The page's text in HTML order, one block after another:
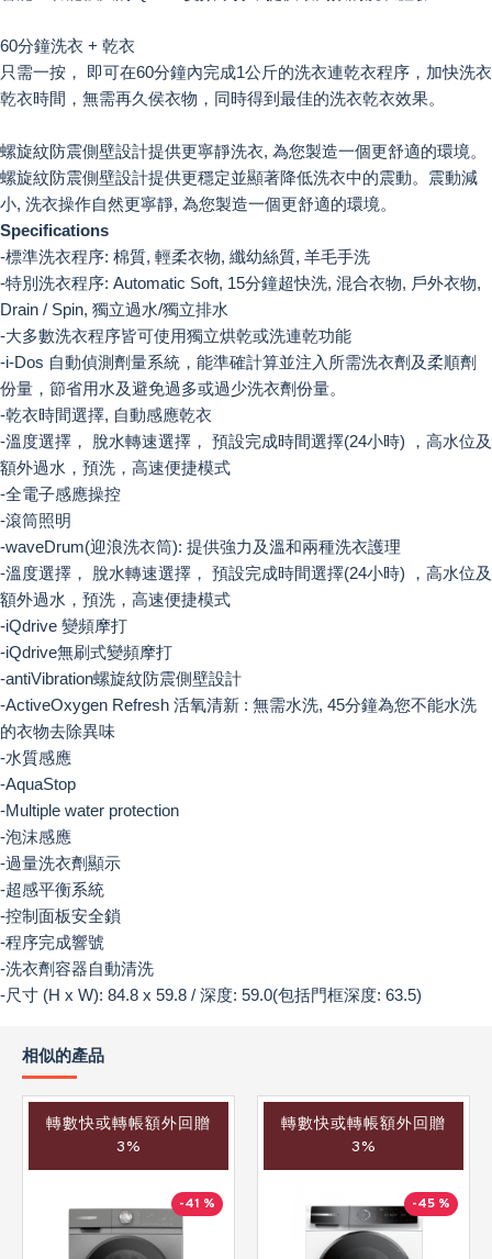
60分鐘洗衣 + 乾衣
只需一按， 即可在60分鐘內完成1公斤的洗衣連乾衣程序，加快洗衣
乾衣時間，無需再久侯衣物，同時得到最佳的洗衣乾衣效果。
螺旋紋防震側壁設計提供更寧靜洗衣, 為您製造一個更舒適的環境。
螺旋紋防震側壁設計提供更穩定並顯著降低洗衣中的震動。震動減
小, 洗衣操作自然更寧靜, 為您製造一個更舒適的環境。
Specifications
-標準洗衣程序: 棉質, 輕柔衣物, 纖幼絲質, 羊毛手洗
-特別洗衣程序: Automatic Soft, 15分鐘超快洗, 混合衣物, 戶外衣物,
Drain / Spin, 獨立過水/獨立排水
-大多數洗衣程序皆可使用獨立烘乾或洗連乾功能
-i-Dos 自動偵測劑量系統，能準確計算並注入所需洗衣劑及柔順劑
份量，節省用水及避免過多或過少洗衣劑份量。
-乾衣時間選擇, 自動感應乾衣
-溫度選擇， 脫水轉速選擇， 預設完成時間選擇(24小時) ，高水位及
額外過水，預洗，高速便捷模式
-全電子感應操控
-滾筒照明
-waveDrum(迎浪洗衣筒): 提供強力及溫和兩種洗衣護理
-溫度選擇， 脫水轉速選擇， 預設完成時間選擇(24小時) ，高水位及
額外過水，預洗，高速便捷模式
-iQdrive 變頻摩打
-iQdrive無刷式變頻摩打
-antiVibration螺旋紋防震側壁設計
-ActiveOxygen Refresh 活氧清新 : 無需水洗, 45分鐘為您不能水洗
的衣物去除異味
-水質感應
-AquaStop
-Multiple water protection
-泡沫感應
-過量洗衣劑顯示
-超感平衡系統
-控制面板安全鎖
-程序完成響號
-洗衣劑容器自動清洗
-尺寸 (H x W): 84.8 x 59.8 / 深度: 59.0(包括門框深度: 63.5)
相似的產品
轉數快或轉帳額外回贈
3%
-41 %
轉數快或轉帳額外回贈
3%
-45 %